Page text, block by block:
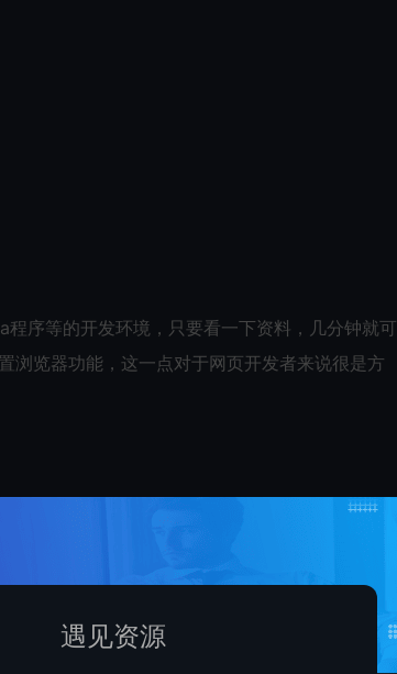
序等的开发环境，只要看一下资料，几分钟就可
浏览器功能，这一点对于网页开发者来说很是方
直接撤回误操作；还可进行英文拼字检查、自
超强功能你都可以在这儿找到；
遇见资源